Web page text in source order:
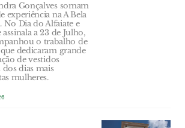
Gonçalves somam
experiência na A Bela
Dia do Alfaiate e
a 23 de Julho,
o trabalho de
dedicaram grande
de vestidos
dias mais
mulheres.